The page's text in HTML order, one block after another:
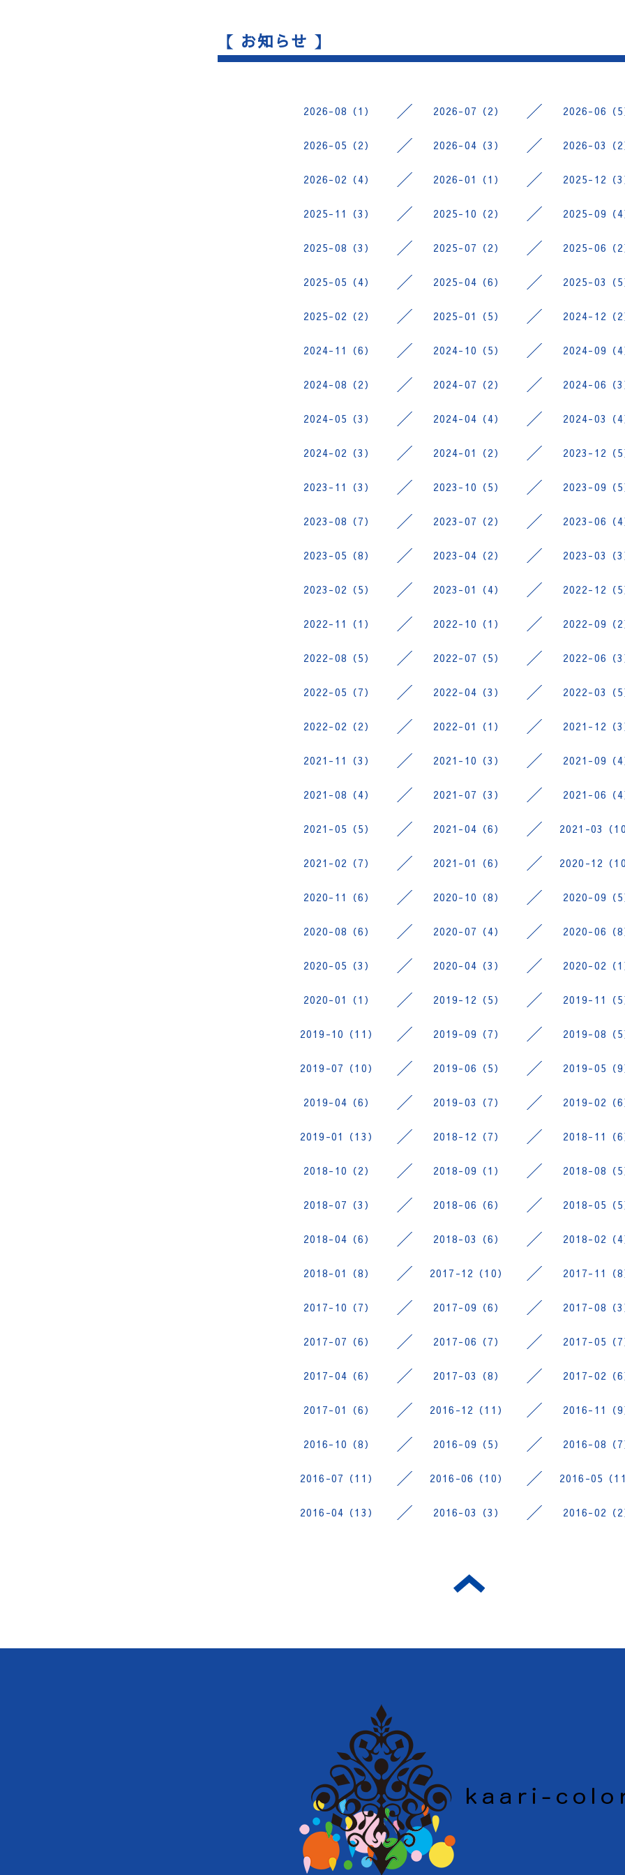
【 お知らせ 】
2026-08（1） 2026-07（2） 2026-06（5
2026-05（2） 2026-04（3） 2026-03（2
2026-02（4） 2026-01（1） 2025-12（3
2025-11（3） 2025-10（2） 2025-09（4
2025-08（3） 2025-07（2） 2025-06（2
2025-05（4） 2025-04（6） 2025-03（5
2025-02（2） 2025-01（5） 2024-12（2
2024-11（6） 2024-10（5） 2024-09（4
2024-08（2） 2024-07（2） 2024-06（3
2024-05（3） 2024-04（4） 2024-03（4
2024-02（3） 2024-01（2） 2023-12（5
2023-11（3） 2023-10（5） 2023-09（5
2023-08（7） 2023-07（2） 2023-06（4
2023-05（8） 2023-04（2） 2023-03（3
2023-02（5） 2023-01（4） 2022-12（5
2022-11（1） 2022-10（1） 2022-09（2
2022-08（5） 2022-07（5） 2022-06（3
2022-05（7） 2022-04（3） 2022-03（5
2022-02（2） 2022-01（1） 2021-12（3
2021-11（3） 2021-10（3） 2021-09（4
2021-08（4） 2021-07（3） 2021-06（4
2021-05（5） 2021-04（6） 2021-03（10
2021-02（7） 2021-01（6） 2020-12（10
2020-11（6） 2020-10（8） 2020-09（5
2020-08（6） 2020-07（4） 2020-06（8
2020-05（3） 2020-04（3） 2020-02（1
2020-01（1） 2019-12（5） 2019-11（5
2019-10（11） 2019-09（7） 2019-08（5
2019-07（10） 2019-06（5） 2019-05（9
2019-04（6） 2019-03（7） 2019-02（6
2019-01（13） 2018-12（7） 2018-11（6
2018-10（2） 2018-09（1） 2018-08（5
2018-07（3） 2018-06（6） 2018-05（5
2018-04（6） 2018-03（6） 2018-02（4
2018-01（8） 2017-12（10） 2017-11（8
2017-10（7） 2017-09（6） 2017-08（3
2017-07（6） 2017-06（7） 2017-05（7
2017-04（6） 2017-03（8） 2017-02（6
2017-01（6） 2016-12（11） 2016-11（9
2016-10（8） 2016-09（5） 2016-08（7
2016-07（11） 2016-06（10） 2016-05（11
2016-04（13） 2016-03（3） 2016-02（2